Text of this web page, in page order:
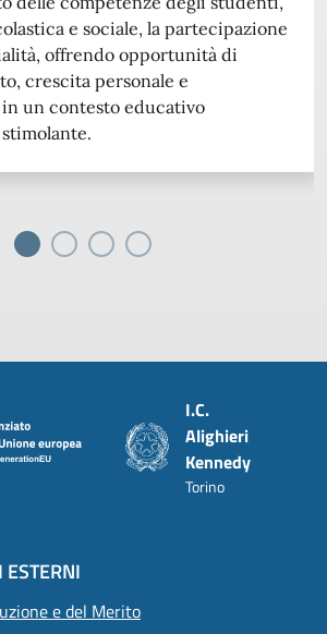
e sociale, la partecipazione
offrendo opportunità di
crescita personale e
un contesto educativo
I.C.
Alighieri
Kennedy
Torino
ESTERNI
e del Merito